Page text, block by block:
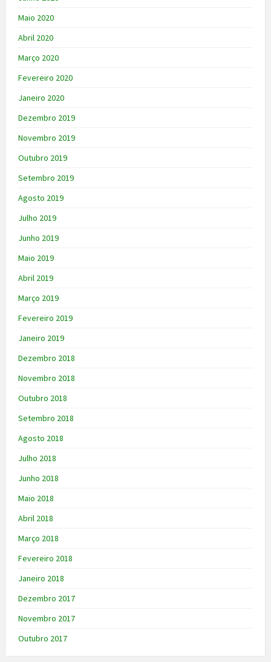
Maio 2020
Abril 2020
Março 2020
Fevereiro 2020
Janeiro 2020
Dezembro 2019
Novembro 2019
Outubro 2019
Setembro 2019
Agosto 2019
Julho 2019
Junho 2019
Maio 2019
Abril 2019
Março 2019
Fevereiro 2019
Janeiro 2019
Dezembro 2018
Novembro 2018
Outubro 2018
Setembro 2018
Agosto 2018
Julho 2018
Junho 2018
Maio 2018
Abril 2018
Março 2018
Fevereiro 2018
Janeiro 2018
Dezembro 2017
Novembro 2017
Outubro 2017